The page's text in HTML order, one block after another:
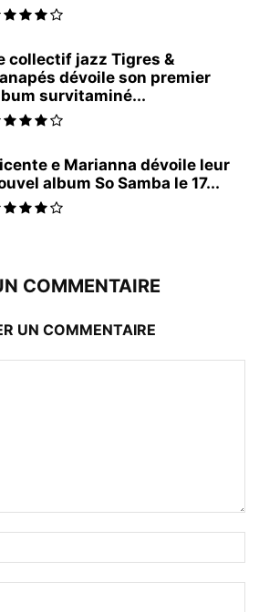
collectif jazz Tigres &
dévoile son premier
survitaminé...
e Marianna dévoile leur
album So Samba le 17...
COMMENTAIRE
UN COMMENTAIRE